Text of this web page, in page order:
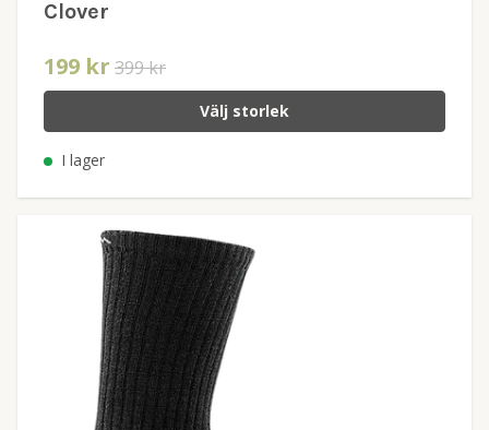
Clover
199 kr 399 kr
Välj storlek
I lager